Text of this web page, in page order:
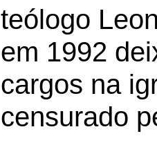
teólogo
em 1992
cargos na
censurado